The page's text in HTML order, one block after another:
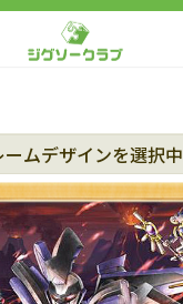
ームデザインを選択中